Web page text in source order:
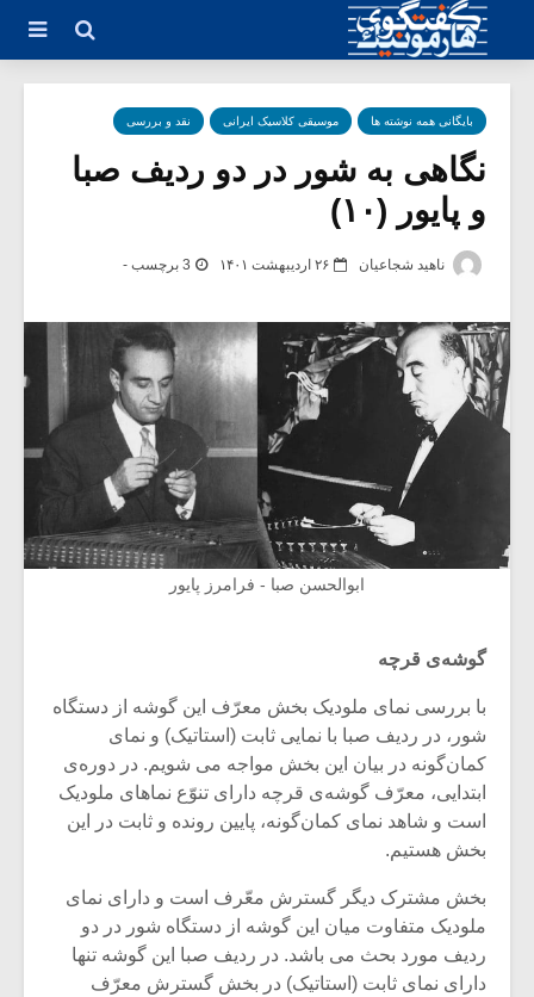
بایگانی همه نوشته ها موسیقی کلاسیک ایرانی نقد و بررسی
نگاهی به شور در دو ردیف صبا
و پایور (۱۰)
ناهید شجاعیان ۲۶ اردیبهشت ۱۴۰۱ 3 برچسب -
ابوالحسن صبا - فرامرز پایور
گوشه‌ی قرچه
با بررسی نمای ملودیک بخش معرّف این گوشه از دستگاه
شور، در ردیف صبا با نمایی ثابت (استاتیک) و نمای
کمان‌گونه در بیان این بخش مواجه می شویم. در دوره‌ی
ابتدایی، معرّف گوشه‌ی قرچه دارای تنوّع نماهای ملودیک
است و شاهد نمای کمان‌گونه، پایین رونده و ثابت در این
بخش هستیم.
بخش مشترک دیگر گسترش معّرف است و دارای نمای
ملودیک متفاوت میان این گوشه از دستگاه شور در دو
ردیف مورد بحث می باشد. در ردیف صبا این گوشه تنها
دارای نمای ثابت (استاتیک) در بخش گسترش معرّف